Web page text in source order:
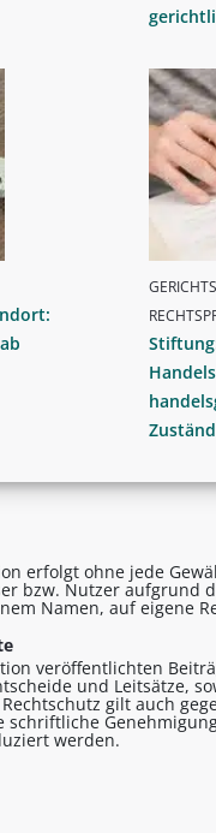
erfolgt ohne jede
bzw. Nutzer
Namen, auf eigene
veröffentlichten
und Leitsätze,
gilt auch
werden.